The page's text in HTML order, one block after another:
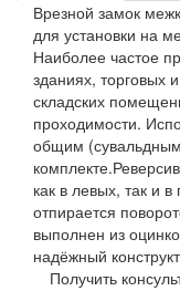
Врезной замок
для установки на
Наиболее частое
зданиях, торговых
складских
проходимости.
общим
как в левых, так и
отпирается
выполнен из
надёжный
Получить